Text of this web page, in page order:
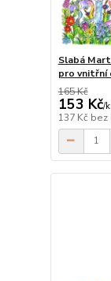
Slabá
pro vnitřní
165 Kč
153 Kč/
137 Kč bez